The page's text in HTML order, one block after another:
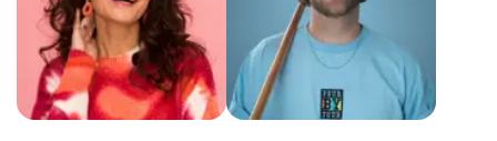
holografische wereld.